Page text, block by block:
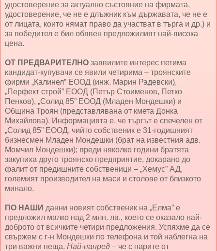
удостоверение за актуално състояние на фирмата,
удостоверение, че не е длъжник към държавата, че не е
от лицата, които нямат право да участват в търга и др.) и
за победител е бил обявен предложилият най-висока
цена.
ОТ ПРЕДВАРИТЕЛНО заявилите интерес петима
кандидат-купувачи се явили четирима – троянските
фирми „Калинел” ЕООД (инж. Марин Радевски),
„Перфект строй” ЕООД (Петър Стоименов, Петко
Пенков), „Солид 85” ЕООД (Младен Мондешки) и
Община Троян (представлявана от кмета Донка
Михайлова). Информацията е, че търгът е спечелен от
„Солид 85” ЕООД, чийто собственик е 31-годишният
бизнесмен Младен Мондешки (брат на известния адв.
Момчил Мондешки); преди няколко години братята
закупиха друго троянско предприятие, докарано до
фалит от предишните собственици – „Хемус” АД,
големият производител на маси и столове от близкото
минало.
ПО НАШИ данни новият собственик на „Елма” е
предложил малко над 2 млн. лв., което се оказало най-
доброто от всичките четири предложения. Успяхме да се
свържем с г-н Мондешки по телефона и той наблегна на
три важни неща. Най-напред – че с парите от